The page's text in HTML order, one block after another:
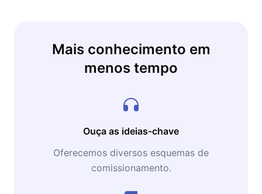
Mais conhecimento em
menos tempo
Ouça as ideias-chave
Oferecemos diversos esquemas de
comissionamento.